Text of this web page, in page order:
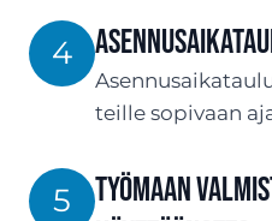
4
teille sopivaan
5
Työmaan